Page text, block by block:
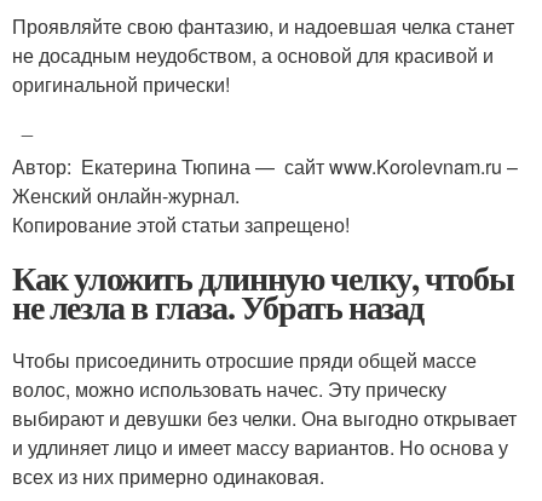
Проявляйте свою фантазию, и надоевшая челка станет
не досадным неудобством, а основой для красивой и
оригинальной прически!
Автор: Екатерина Тюпина — сайт www.Korolevnam.ru –
Женский онлайн-журнал.
Копирование этой статьи запрещено!
Как уложить длинную челку, чтобы
не лезла в глаза. Убрать назад
Чтобы присоединить отросшие пряди общей массе
волос, можно использовать начес. Эту прическу
выбирают и девушки без челки. Она выгодно открывает
и удлиняет лицо и имеет массу вариантов. Но основа у
всех из них примерно одинаковая.